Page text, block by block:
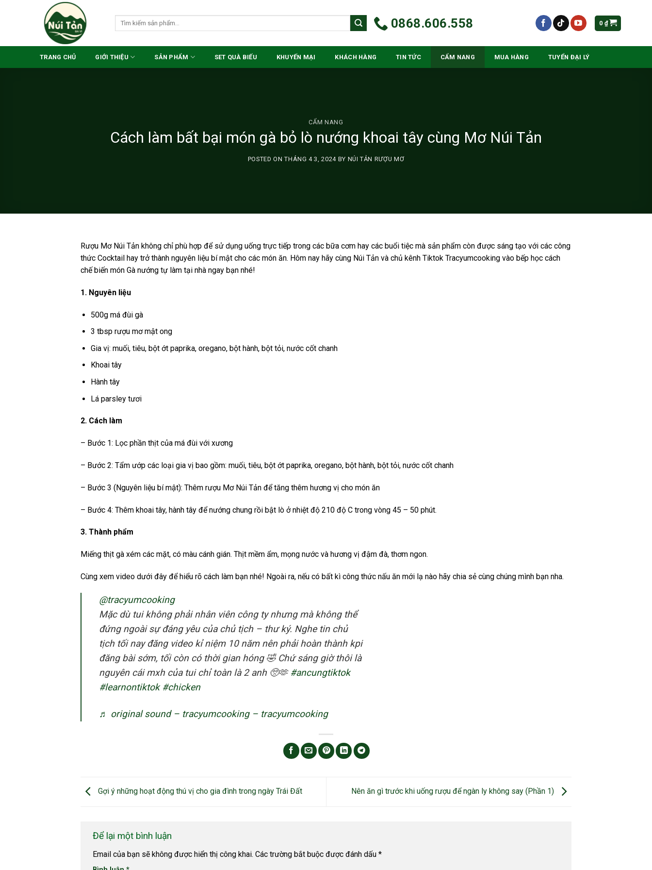
Search
0868.606.558 0 ₫
TRANG CHỦ GIỚI THIỆU SẢN PHẨM SET QUÀ BIẾU KHUYẾN MẠI KHÁCH HÀNG TIN TỨC CẨM NANG MUA HÀNG TUYỂN ĐẠI LÝ
CẨM NANG
Cách làm bất bại món gà bỏ lò nướng khoai tây cùng Mơ Núi Tản
POSTED ONTHÁNG 4 3, 2024BY NÚI TẢN RƯỢU MƠ
Rượu Mơ Núi Tản không chỉ phù hợp để sử dụng uống trực tiếp trong các bữa cơm hay các buổi tiệc mà sản phẩm còn được sáng tạo với các công
thức Cocktail hay trở thành nguyên liệu bí mật cho các món ăn. Hôm nay hãy cùng Núi Tản và chủ kênh Tiktok Tracyumcooking vào bếp học cách
chế biến món Gà nướng tự làm tại nhà ngay bạn nhé!
1. Nguyên liệu
500g má đùi gà
3 tbsp rượu mơ mật ong
Gia vị: muối, tiêu, bột ớt paprika, oregano, bột hành, bột tỏi, nước cốt chanh
Khoai tây
Hành tây
Lá parsley tươi
2. Cách làm
– Bước 1: Lọc phần thịt của má đùi với xương
– Bước 2: Tẩm ướp các loại gia vị bao gồm: muối, tiêu, bột ớt paprika, oregano, bột hành, bột tỏi, nước cốt chanh
– Bước 3 (Nguyên liệu bí mật): Thêm rượu Mơ Núi Tản để tăng thêm hương vị cho món ăn
– Bước 4: Thêm khoai tây, hành tây để nướng chung rồi bật lò ở nhiệt độ 210 độ C trong vòng 45 – 50 phút.
3. Thành phẩm
Miếng thịt gà xém các mặt, có màu cánh gián. Thịt mềm ẩm, mọng nước và hương vị đậm đà, thơm ngon.
Cùng xem video dưới đây để hiểu rõ cách làm bạn nhé! Ngoài ra, nếu có bất kì công thức nấu ăn mới lạ nào hãy chia sẻ cùng chúng mình bạn nha.
@tracyumcooking
Mặc dù tui không phải nhân viên công ty nhưng mà không thể
đứng ngoài sự đáng yêu của chủ tịch – thư ký. Nghe tin chủ
tịch tối nay đăng video kỉ niệm 10 năm nên phải hoàn thành kpi
đăng bài sớm, tối còn có thời gian hóng 🤣 Chứ sáng giờ thôi là
nguyên cái mxh của tui chỉ toàn là 2 anh 🥺🫶 #ancungtiktok
#learnontiktok #chicken
♬ original sound – ︎tracyumcooking – ︎tracyumcooking
Gợi ý những hoạt động thú vị cho gia đình trong ngày Trái Đất Nên ăn gì trước khi uống rượu để ngàn ly không say (Phần 1)
Để lại một bình luận
Email của bạn sẽ không được hiển thị công khai. Các trường bắt buộc được đánh dấu*